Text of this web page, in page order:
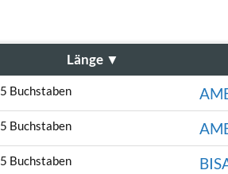
Länge ▼
5 Buchstaben
5 Buchstaben
5 Buchstaben